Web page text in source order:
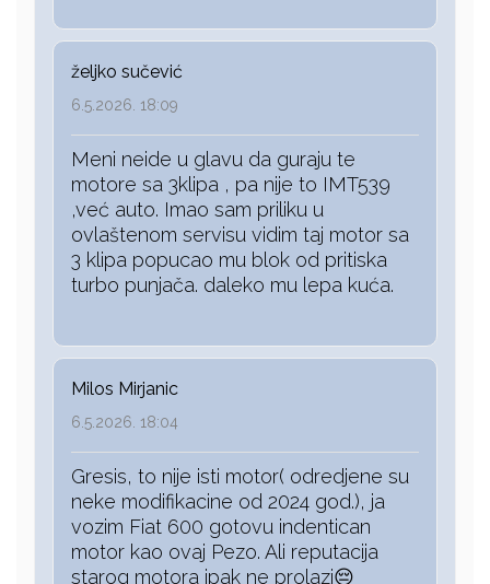
željko sučević
6.5.2026. 18:09
Meni neide u glavu da guraju te
motore sa 3klipa , pa nije to IMT539
,već auto. Imao sam priliku u
ovlaštenom servisu vidim taj motor sa
3 klipa popucao mu blok od pritiska
turbo punjača. daleko mu lepa kuća.
Milos Mirjanic
6.5.2026. 18:04
Gresis, to nije isti motor( odredjene su
neke modifikacine od 2024 god.), ja
vozim Fiat 600 gotovu indentican
motor kao ovaj Pezo. Ali reputacija
starog motora ipak ne prolazi😔